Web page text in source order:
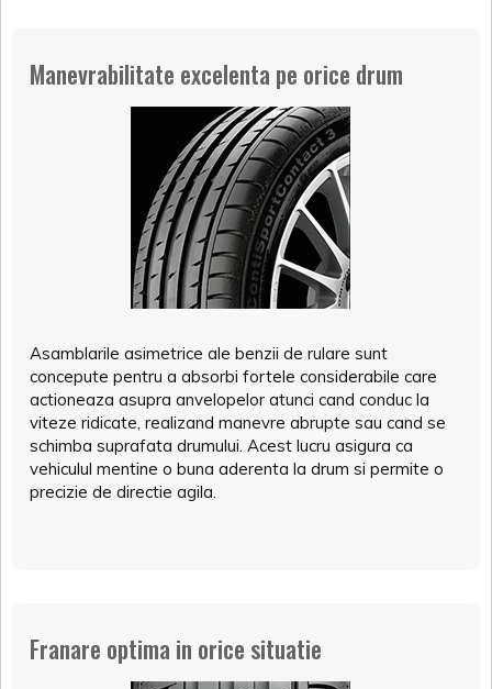
Manevrabilitate excelenta pe orice drum
Asamblarile asimetrice ale benzii de rulare sunt
concepute pentru a absorbi fortele considerabile care
actioneaza asupra anvelopelor atunci cand conduc la
viteze ridicate, realizand manevre abrupte sau cand se
schimba suprafata drumului. Acest lucru asigura ca
vehiculul mentine o buna aderenta la drum si permite o
precizie de directie agila.
Franare optima in orice situatie